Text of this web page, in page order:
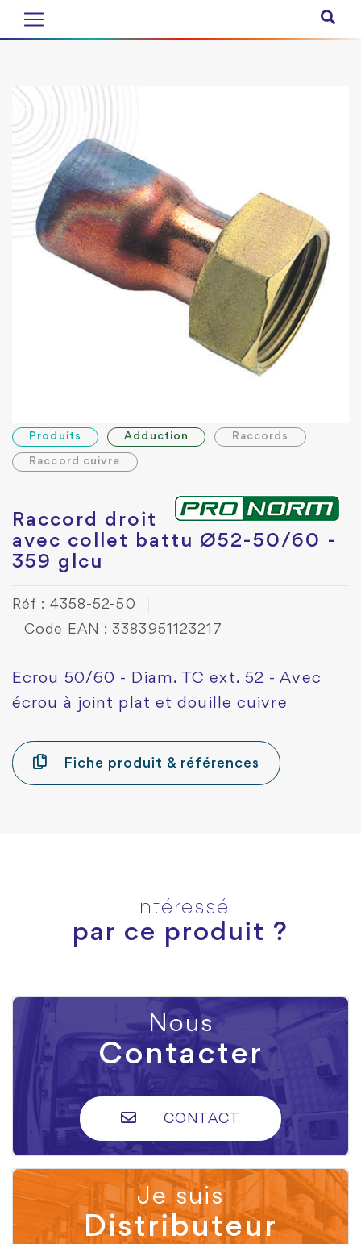
Produits Adduction Raccords
Raccord cuivre
Raccord droit
avec collet battu Ø52-50/60 -
359 glcu
Réf : 4358-52-50
Code EAN : 3383951123217
Ecrou 50/60 - Diam. TC ext. 52 - Avec
écrou à joint plat et douille cuivre
Fiche produit & références
Intéressé
par ce produit ?
Nous
Contacter
CONTACT
Je suis
Distributeur